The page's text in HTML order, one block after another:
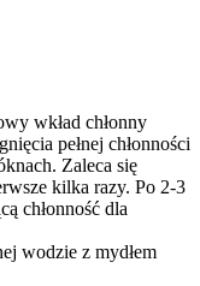
wkład chłonny
pełnej chłonności
Zaleca się
kilka razy. Po 2-3
chłonność dla
wodzie z mydłem